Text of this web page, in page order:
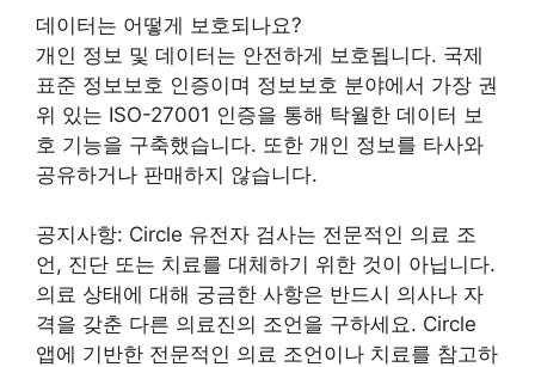
데이터는 어떻게 보호되나요?
개인 정보 및 데이터는 안전하게 보호됩니다. 국제
표준 정보보호 인증이며 정보보호 분야에서 가장 권
위 있는 ISO-27001 인증을 통해 탁월한 데이터 보
호 기능을 구축했습니다. 또한 개인 정보를 타사와
공유하거나 판매하지 않습니다.
공지사항: Circle 유전자 검사는 전문적인 의료 조
언, 진단 또는 치료를 대체하기 위한 것이 아닙니다.
의료 상태에 대해 궁금한 사항은 반드시 의사나 자
격을 갖춘 다른 의료진의 조언을 구하세요. Circle
앱에 기반한 전문적인 의료 조언이나 치료를 참고하